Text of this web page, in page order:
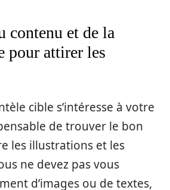
contenu et de la
pour attirer les
cible s’intéresse à votre
de trouver le bon
les illustrations et les
ne devez pas vous
d’images ou de textes,